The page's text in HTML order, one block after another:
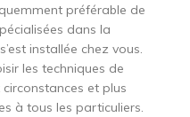
préférable de
dans la
installée chez vous.
les techniques de
et plus
à tous les particuliers.